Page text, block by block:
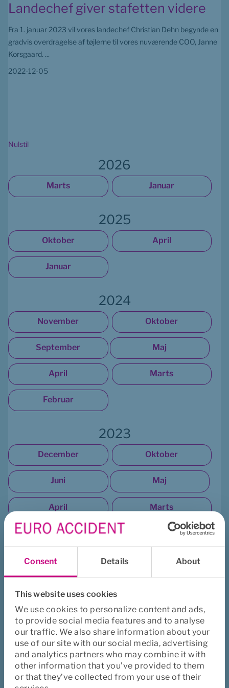
Consent Details About
This website uses cookies
We use cookies to personalize content and ads,
to provide social media features and to analyse
our traffic. We also share information about your
use of our site with our social media, advertising
and analytics partners who may combine it with
other information that you’ve provided to them
or that they’ve collected from your use of their
Landechef giver stafetten videre
Fra 1. januar 2023 vil vores landechef Christian Dehn begynde en
gradvis overdragelse af tøjlerne til vores nuværende COO, Janne
Korsgaard. ...
2022-12-05
Nulstil
2026
Marts Januar
2025
Oktober April
Januar
2024
November Oktober
September Maj
April Marts
Februar
2023
December Oktober
Juni Maj
April Marts
Februar Januar
2022
September August
Juli Maj
April